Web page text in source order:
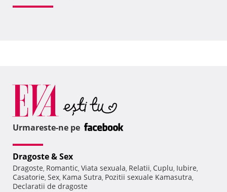
Urmareste-ne pe
Dragoste & Sex
Dragoste, Romantic, Viata sexuala, Relatii, Cuplu, Iubire,
Casatorie, Sex, Kama Sutra, Pozitii sexuale Kamasutra,
Declaratii de dragoste